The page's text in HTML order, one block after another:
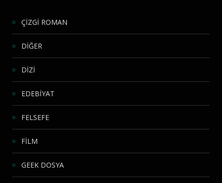
ÇİZGİ ROMAN
DİĞER
DİZİ
EDEBİYAT
FELSEFE
FİLM
GEEK DOSYA